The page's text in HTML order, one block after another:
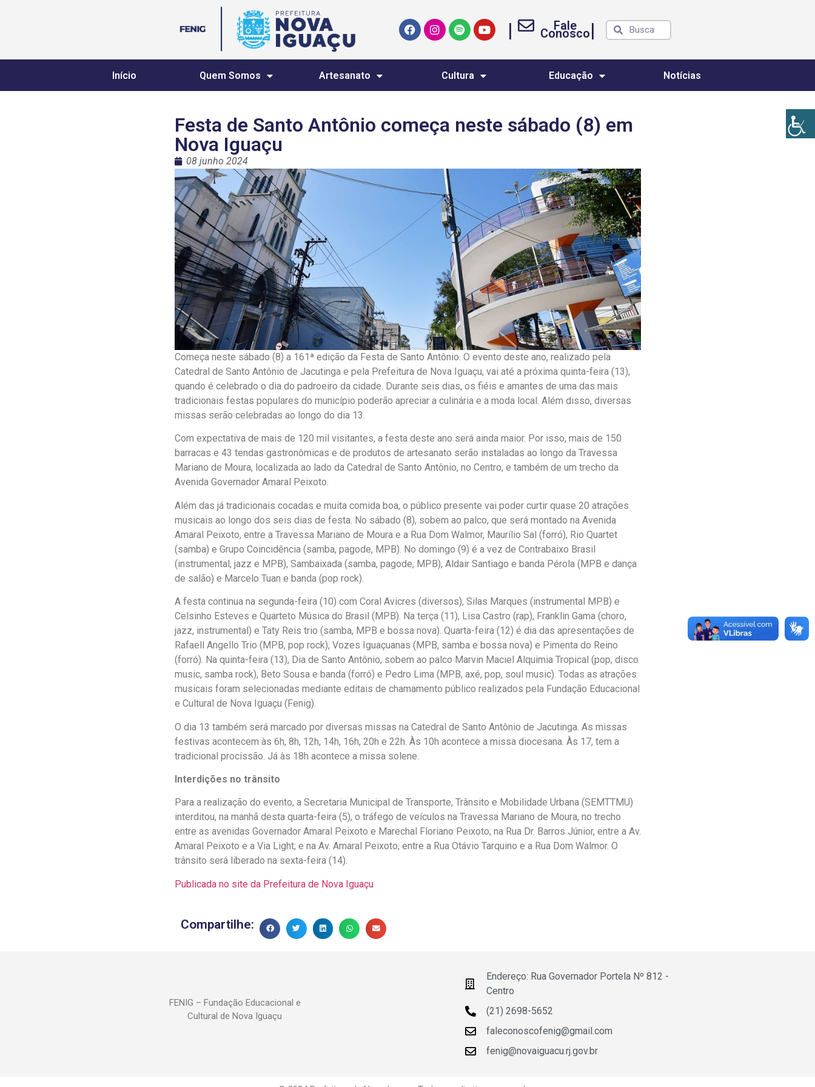
| Fale
Conosco|
Início Quem Somos Artesanato Cultura Educação Notícias
Festa de Santo Antônio começa neste sábado (8) em
Nova Iguaçu
08 junho 2024
Começa neste sábado (8) a 161ª edição da Festa de Santo Antônio. O evento deste ano, realizado pela
Catedral de Santo Antônio de Jacutinga e pela Prefeitura de Nova Iguaçu, vai até a próxima quinta-feira (13),
quando é celebrado o dia do padroeiro da cidade. Durante seis dias, os fiéis e amantes de uma das mais
tradicionais festas populares do município poderão apreciar a culinária e a moda local. Além disso, diversas
missas serão celebradas ao longo do dia 13.
Com expectativa de mais de 120 mil visitantes, a festa deste ano será ainda maior. Por isso, mais de 150
barracas e 43 tendas gastronômicas e de produtos de artesanato serão instaladas ao longo da Travessa
Mariano de Moura, localizada ao lado da Catedral de Santo Antônio, no Centro, e também de um trecho da
Avenida Governador Amaral Peixoto.
Além das já tradicionais cocadas e muita comida boa, o público presente vai poder curtir quase 20 atrações
musicais ao longo dos seis dias de festa. No sábado (8), sobem ao palco, que será montado na Avenida
Amaral Peixoto, entre a Travessa Mariano de Moura e a Rua Dom Walmor, Maurílio Sal (forró), Rio Quartet
(samba) e Grupo Coincidência (samba, pagode, MPB). No domingo (9) é a vez de Contrabaixo Brasil
(instrumental, jazz e MPB), Sambaixada (samba, pagode, MPB), Aldair Santiago e banda Pérola (MPB e dança
de salão) e Marcelo Tuan e banda (pop rock).
A festa continua na segunda-feira (10) com Coral Avicres (diversos), Silas Marques (instrumental MPB) e
Celsinho Esteves e Quarteto Música do Brasil (MPB). Na terça (11), Lisa Castro (rap), Franklin Gama (choro,
jazz, instrumental) e Taty Reis trio (samba, MPB e bossa nova). Quarta-feira (12) é dia das apresentações de
Rafaell Angello Trio (MPB, pop rock), Vozes Iguaçuanas (MPB, samba e bossa nova) e Pimenta do Reino
(forró). Na quinta-feira (13), Dia de Santo Antônio, sobem ao palco Marvin Maciel Alquimia Tropical (pop, disco
music, samba rock), Beto Sousa e banda (forró) e Pedro Lima (MPB, axé, pop, soul music). Todas as atrações
musicais foram selecionadas mediante editais de chamamento público realizados pela Fundação Educacional
e Cultural de Nova Iguaçu (Fenig).
O dia 13 também será marcado por diversas missas na Catedral de Santo Antônio de Jacutinga. As missas
festivas acontecem às 6h, 8h, 12h, 14h, 16h, 20h e 22h. Às 10h acontece a missa diocesana. Às 17, tem a
tradicional procissão. Já às 18h acontece a missa solene.
Interdições no trânsito
Para a realização do evento, a Secretaria Municipal de Transporte, Trânsito e Mobilidade Urbana (SEMTTMU)
interditou, na manhã desta quarta-feira (5), o tráfego de veículos na Travessa Mariano de Moura, no trecho
entre as avenidas Governador Amaral Peixoto e Marechal Floriano Peixoto; na Rua Dr. Barros Júnior, entre a Av.
Amaral Peixoto e a Via Light; e na Av. Amaral Peixoto, entre a Rua Otávio Tarquino e a Rua Dom Walmor. O
trânsito será liberado na sexta-feira (14).
Publicada no site da Prefeitura de Nova Iguaçu
Compartilhe:
FENIG – Fundação Educacional e
Cultural de Nova Iguaçu
Endereço: Rua Governador Portela Nº 812 -
Centro
(21) 2698-5652
faleconoscofenig@gmail.com
fenig@novaiguacu.rj.gov.br